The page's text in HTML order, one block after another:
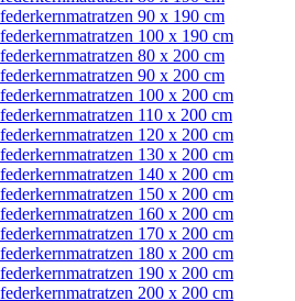
90 x 190 cm
100 x 190 cm
80 x 200 cm
90 x 200 cm
100 x 200 cm
110 x 200 cm
120 x 200 cm
130 x 200 cm
140 x 200 cm
150 x 200 cm
160 x 200 cm
170 x 200 cm
180 x 200 cm
190 x 200 cm
200 x 200 cm